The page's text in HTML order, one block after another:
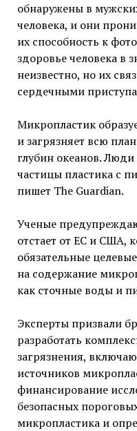
обнаружены в
человека, и они
их способность к
здоровье человека в
неизвестно, но их
сердечными
Микропластик
и загрязняет всю
глубин океанов.
частицы пластика с
пишет The Guardian.
Ученые
отстает от ЕС и США,
обязательные
на содержание
как сточные воды и
Эксперты призвали
разработать
загрязнения,
источников
финансирование
безопасных
микропластика и